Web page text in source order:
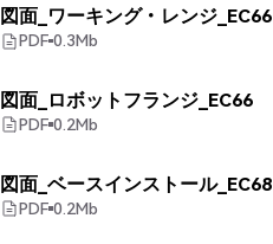
図面_ワーキング・レンジ_EC66
PDF 0.3Mb
図面_ロボットフランジ_EC66
PDF 0.2Mb
図面_ベースインストール_EC68
PDF 0.2Mb